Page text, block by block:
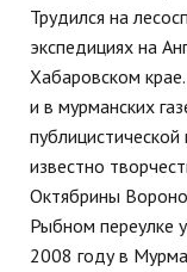
Трудился на
экспедициях на
Хабаровском
и в мурманских
известно
Октябрины
Рыбном переулке
2008 году в